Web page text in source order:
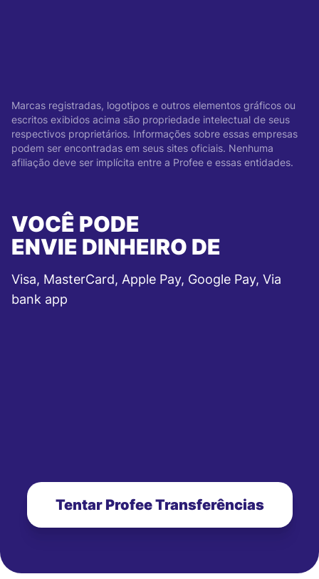
Marcas registradas, logotipos e outros elementos gráficos ou
escritos exibidos acima são propriedade intelectual de seus
respectivos proprietários. Informações sobre essas empresas
podem ser encontradas em seus sites oficiais. Nenhuma
afiliação deve ser implícita entre a Profee e essas entidades.
VOCÊ PODE
ENVIE DINHEIRO DE
Visa, MasterCard, Apple Pay, Google Pay, Via
bank app
Tentar Profee Transferências